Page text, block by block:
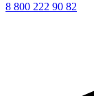
8 800 222 90 82